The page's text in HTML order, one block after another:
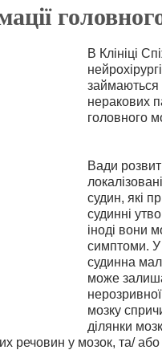
В Клініці
займаються
неракових
головного
Вади
судин, які
судинні
іноді вони
симптоми. У
судинна
може
мозку
ділянки
речовин у мозок, та/ або